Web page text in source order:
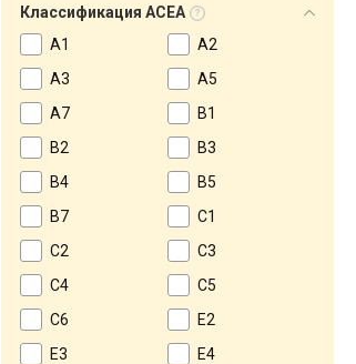
Классификация ACEA
A1
A2
A3
A5
A7
B1
B2
B3
B4
B5
B7
C1
C2
C3
C4
C5
C6
E2
E3
E4